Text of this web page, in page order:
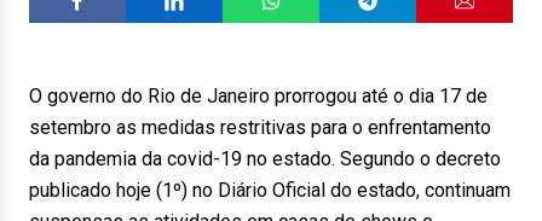
O governo do Rio de Janeiro prorrogou até o dia 17 de
setembro as medidas restritivas para o enfrentamento
da pandemia da covid-19 no estado. Segundo o decreto
publicado hoje (1º) no Diário Oficial do estado, continuam